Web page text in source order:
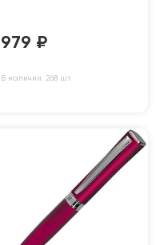
979 ₽
В наличии: 268 шт